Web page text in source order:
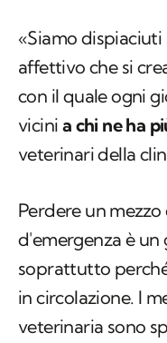
«Siamo
affettivo che si
con il quale ogni
vicini a chi ne ha
veterinari della
Perdere un
d'emergenza è
soprattutto
in circolazione. I
veterinaria sono